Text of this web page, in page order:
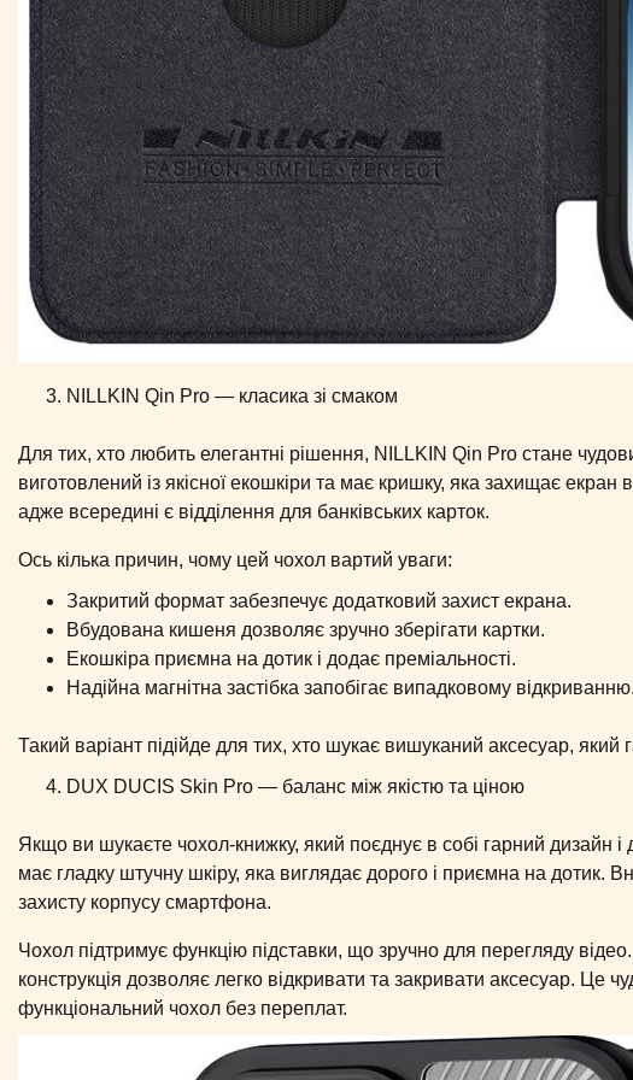
NILLKIN Qin Pro — класика зі смаком
Для тих, хто любить елегантні рішення, NILLKIN Qin Pro стане
виготовлений із якісної екошкіри та має кришку, яка захищає екран
адже всередині є відділення для банківських карток.
Ось кілька причин, чому цей чохол вартий уваги:
Закритий формат забезпечує додатковий захист екрана.
Вбудована кишеня дозволяє зручно зберігати картки.
Екошкіра приємна на дотик і додає преміальності.
Надійна магнітна застібка запобігає випадковому відкриванню.
Такий варіант підійде для тих, хто шукає вишуканий аксесуар, який
DUX DUCIS Skin Pro — баланс між якістю та ціною
Якщо ви шукаєте чохол-книжку, який поєднує в собі гарний дизайн
має гладку штучну шкіру, яка виглядає дорого і приємна на дотик.
захисту корпусу смартфона.
Чохол підтримує функцію підставки, що зручно для перегляду
конструкція дозволяє легко відкривати та закривати аксесуар. Це
функціональний чохол без переплат.